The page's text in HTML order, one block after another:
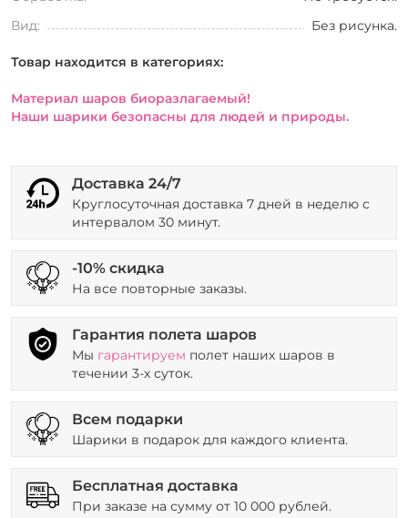
Вид:
Без рисунка.
Товар находится в категориях:
Материал шаров биоразлагаемый!
Наши шарики безопасны для людей и природы.
Доставка 24/7
Круглосуточная доставка 7 дней в неделю с
интервалом 30 минут.
-10% скидка
На все повторные заказы.
Гарантия полета шаров
Мы гарантируем полет наших шаров в
течении 3-х суток.
Всем подарки
Шарики в подарок для каждого клиента.
Бесплатная доставка
При заказе на сумму от 10 000 рублей.